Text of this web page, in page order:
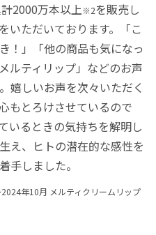
2000万本以上※2を販売し
いただいております。「こ
！」「他の商品も気になっ
ルティリップ」などのお声
嬉しいお声を次々いただく
もとろけさせているので
いるときの気持ちを解明し
え、ヒトの潜在的な感性を
手しました。
年10月 メルティクリームリップ